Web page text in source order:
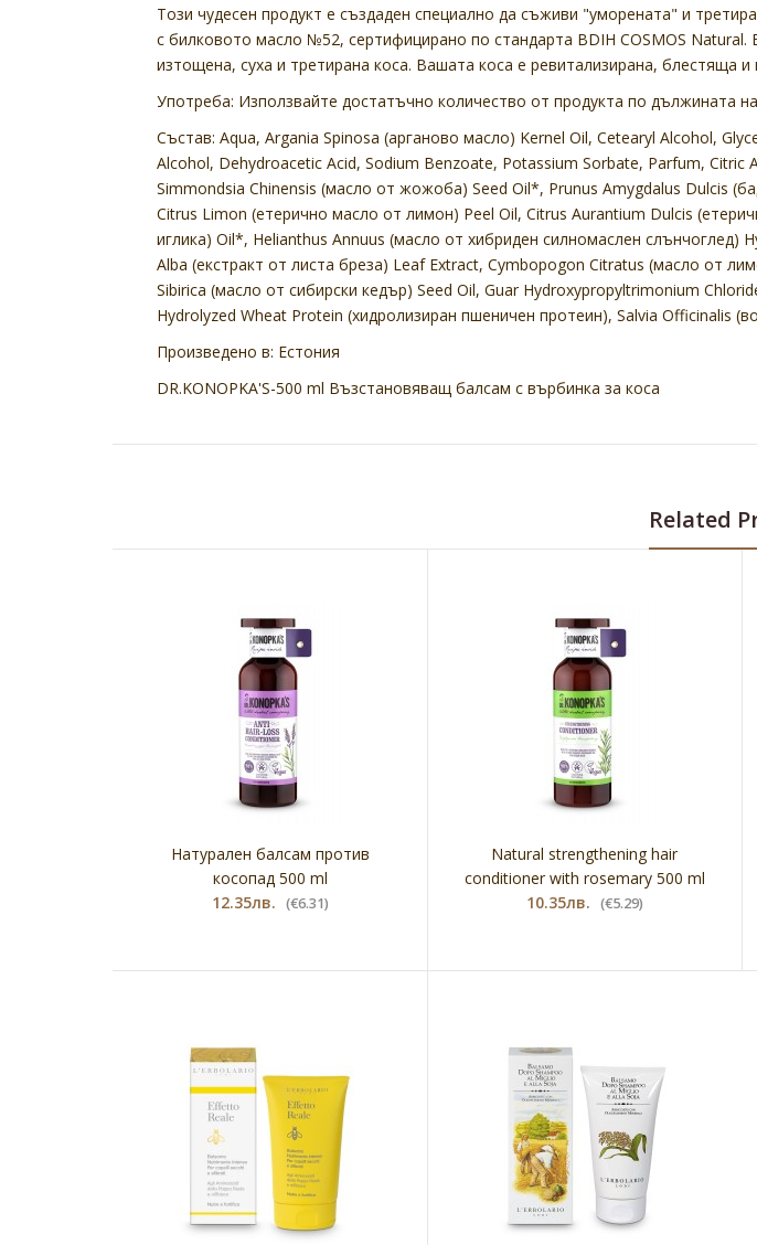
Този чудесен продукт е създаден специално да съживи "уморената" и
с билковото масло №52, сертифицирано по стандарта BDIH COSMOS
изтощена, суха и третирана коса. Вашата коса е ревитализирана, блестяща и
Употреба: Използвайте достатъчно количество от продукта по дължината
Състав: Aqua, Argania Spinosa (арганово масло) Kernel Oil, Cetearyl Alcohol,
Alcohol, Dehydroacetic Acid, Sodium Benzoate, Potassium Sorbate, Parfum,
Simmondsia Chinensis (масло от жожоба) Seed Oil*, Prunus Amygdalus Dulcis
Citrus Limon (етерично масло от лимон) Peel Oil, Citrus Aurantium Dulcis
иглика) Oil*, Helianthus Annuus (масло от хибриден силномаслен
Alba (екстракт от листа бреза) Leaf Extract, Cymbopogon Citratus (масло от
Sibirica (масло от сибирски кедър) Seed Oil, Guar Hydroxypropyltrimonium
Hydrolyzed Wheat Protein (хидролизиран пшеничен протеин), Salvia Officinalis
Произведено в: Естония
DR.KONOPKA'S-500 ml Възстановяващ балсам с върбинка за коса
Related
Натурален балсам против
косопад 500 ml
12.35лв. (€6.31)
Natural strengthening hair
conditioner with rosemary 500 ml
10.35лв. (€5.29)